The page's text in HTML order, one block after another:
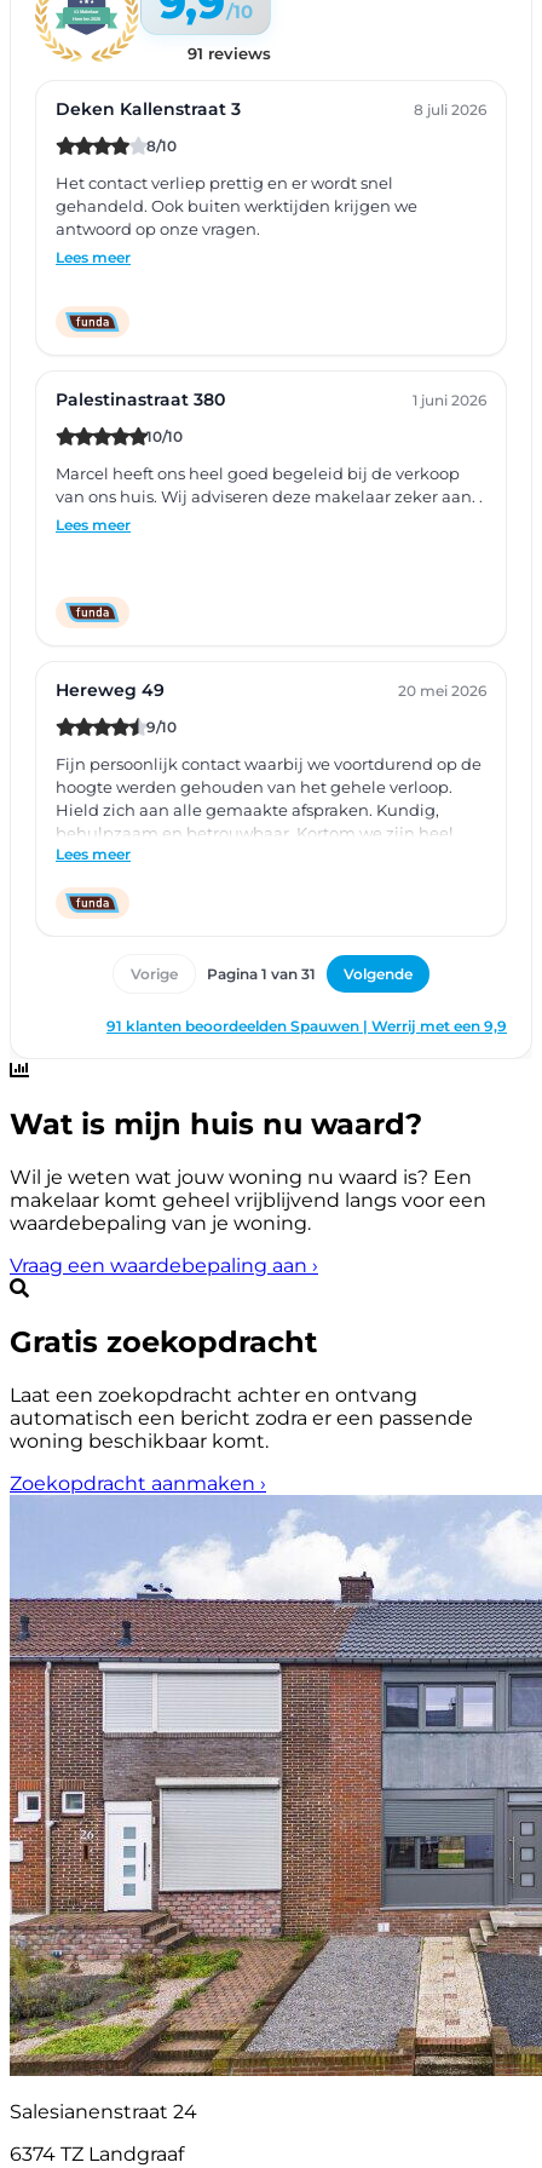
Wat is mijn huis nu waard?
Wil je weten wat jouw woning nu waard is? Een
makelaar komt geheel vrijblijvend langs voor een
waardebepaling van je woning.
Vraag een waardebepaling aan ›
Gratis zoekopdracht
Laat een zoekopdracht achter en ontvang
automatisch een bericht zodra er een passende
woning beschikbaar komt.
Zoekopdracht aanmaken ›
Salesianenstraat 24
6374 TZ Landgraaf